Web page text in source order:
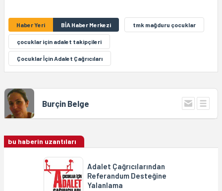
Haber Yeri BİA Haber Merkezi tmk mağduru çocuklar
çocuklar için adalet takipçileri
Çocuklar İçin Adalet Çağrıcıları
Burçin Belge
bu haberin uzantıları
Adalet Çağrıcılarından
Referandum Desteğine
Yalanlama